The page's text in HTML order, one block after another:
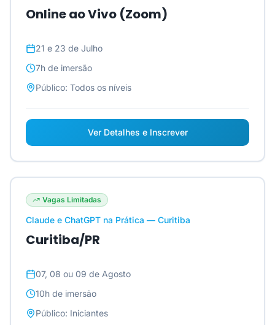
Online ao Vivo (Zoom)
21 e 23 de Julho
7h de imersão
Público: Todos os níveis
Ver Detalhes e Inscrever
Vagas Limitadas
Claude e ChatGPT na Prática — Curitiba
Curitiba/PR
07, 08 ou 09 de Agosto
10h de imersão
Público: Iniciantes